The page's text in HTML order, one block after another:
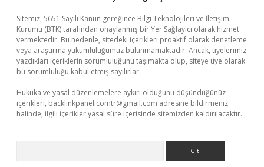
Sitemiz, 5651 Sayılı Kanun gereğince Bilgi Teknolojileri ve İletişim
Kurumu (BTK) tarafından onaylanmış bir Yer Sağlayıcı olarak hizmet
vermektedir. Bu nedenle, sitedeki içerikleri proaktif olarak denetleme
veya araştırma yükümlülüğümüz bulunmamaktadır. Ancak, üyelerimiz
yazdıkları içeriklerin sorumluluğunu taşımakta olup, siteye üye olarak
bu sorumluluğu kabul etmiş sayılırlar.
Hukuka ve yasal düzenlemelere aykırı olduğunu düşündüğünüz
içerikleri, backlinkpanelicomtr@gmail.com adresine bildirmeniz
halinde, ilgili içerikler yasal süre içerisinde sitemizden kaldırılacaktır.